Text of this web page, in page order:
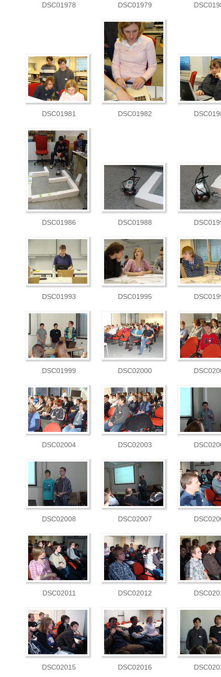
DSC01978 DSC01979
DSC01981 DSC01982
DSC01986 DSC01988
DSC01993 DSC01995
DSC01999 DSC02000
DSC02004 DSC02003
DSC02008 DSC02007
DSC02011 DSC02012
DSC02015 DSC02016